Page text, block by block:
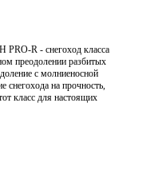
PRO-R - снегоход класса
преодолении разбитых
с молниеносной
снегохода на прочность,
класс для настоящих